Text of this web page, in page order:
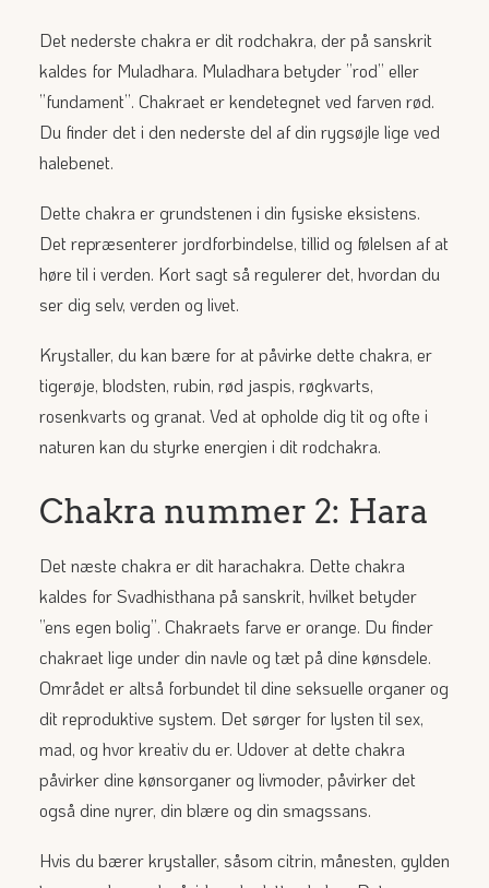
Det nederste chakra er dit rodchakra, der på sanskrit
kaldes for Muladhara. Muladhara betyder ”rod” eller
”fundament”. Chakraet er kendetegnet ved farven rød.
Du finder det i den nederste del af din rygsøjle lige ved
halebenet.
Dette chakra er grundstenen i din fysiske eksistens.
Det repræsenterer jordforbindelse, tillid og følelsen af at
høre til i verden. Kort sagt så regulerer det, hvordan du
ser dig selv, verden og livet.
Krystaller, du kan bære for at påvirke dette chakra, er
tigerøje, blodsten, rubin, rød jaspis, røgkvarts,
rosenkvarts og granat. Ved at opholde dig tit og ofte i
naturen kan du styrke energien i dit rodchakra.
Chakra nummer 2: Hara
Det næste chakra er dit harachakra. Dette chakra
kaldes for Svadhisthana på sanskrit, hvilket betyder
”ens egen bolig”. Chakraets farve er orange. Du finder
chakraet lige under din navle og tæt på dine kønsdele.
Området er altså forbundet til dine seksuelle organer og
dit reproduktive system. Det sørger for lysten til sex,
mad, og hvor kreativ du er. Udover at dette chakra
påvirker dine kønsorganer og livmoder, påvirker det
også dine nyrer, din blære og din smagssans.
Hvis du bærer krystaller, såsom citrin, månesten, gylden